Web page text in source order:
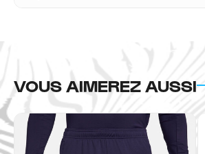
VOUS AIMEREZ AUSSI